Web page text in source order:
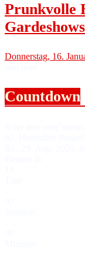
Prunkvolle
Donnerstag, 16.
Countdown